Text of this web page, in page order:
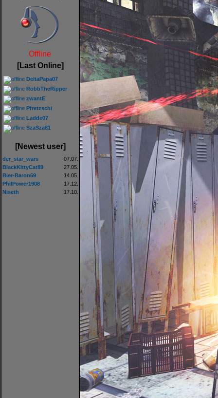
Offline
[Last Online]
DeltaPapa07
RobbTheRipper
zwantE
Pfretzschi
Ladde07
SzaSza81
[Newest user]
der_star_wars
07.07.
BlackKittyCat89
27.05.
Bier-Baron69
14.05.
PhilPower1908
17.12.
Niseth
17.10.